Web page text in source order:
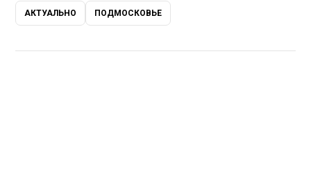
АКТУАЛЬНО ПОДМОСКОВЬЕ